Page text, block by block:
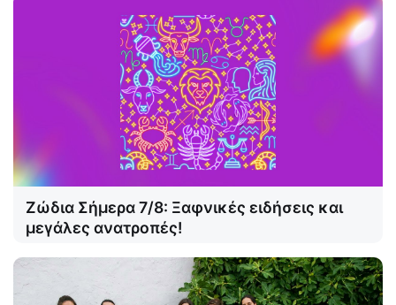
Ζώδια Σήμερα 7/8: Ξαφνικές ειδήσεις και
μεγάλες ανατροπές!